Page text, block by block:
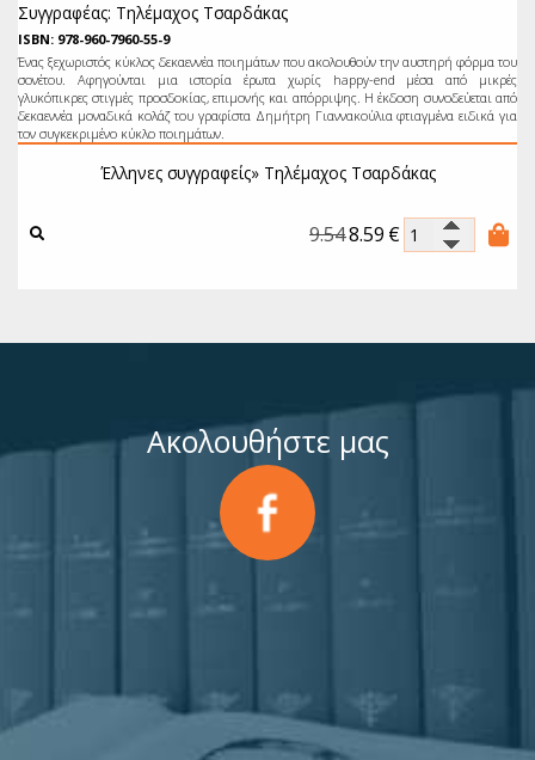
Συγγραφέας: Τηλέμαχος Τσαρδάκας
ISBN: 978-960-7960-55-9
Ένας ξεχωριστός κύκλος δεκαεννέα ποιημάτων που ακολουθούν την αυστηρή φόρμα του
σονέτου. Αφηγούνται μια ιστορία έρωτα χωρίς happy-end μέσα από μικρές
γλυκόπικρες στιγμές προσδοκίας, επιμονής και απόρριψης. Η έκδοση συνοδεύεται από
δεκαεννέα μοναδικά κολάζ του γραφίστα Δημήτρη Γιαννακούλια φτιαγμένα ειδικά για
τον συγκεκριμένο κύκλο ποιημάτων.
Έλληνες συγγραφείς»Τηλέμαχος Τσαρδάκας
9.548.59 €
Ακολουθήστε μας